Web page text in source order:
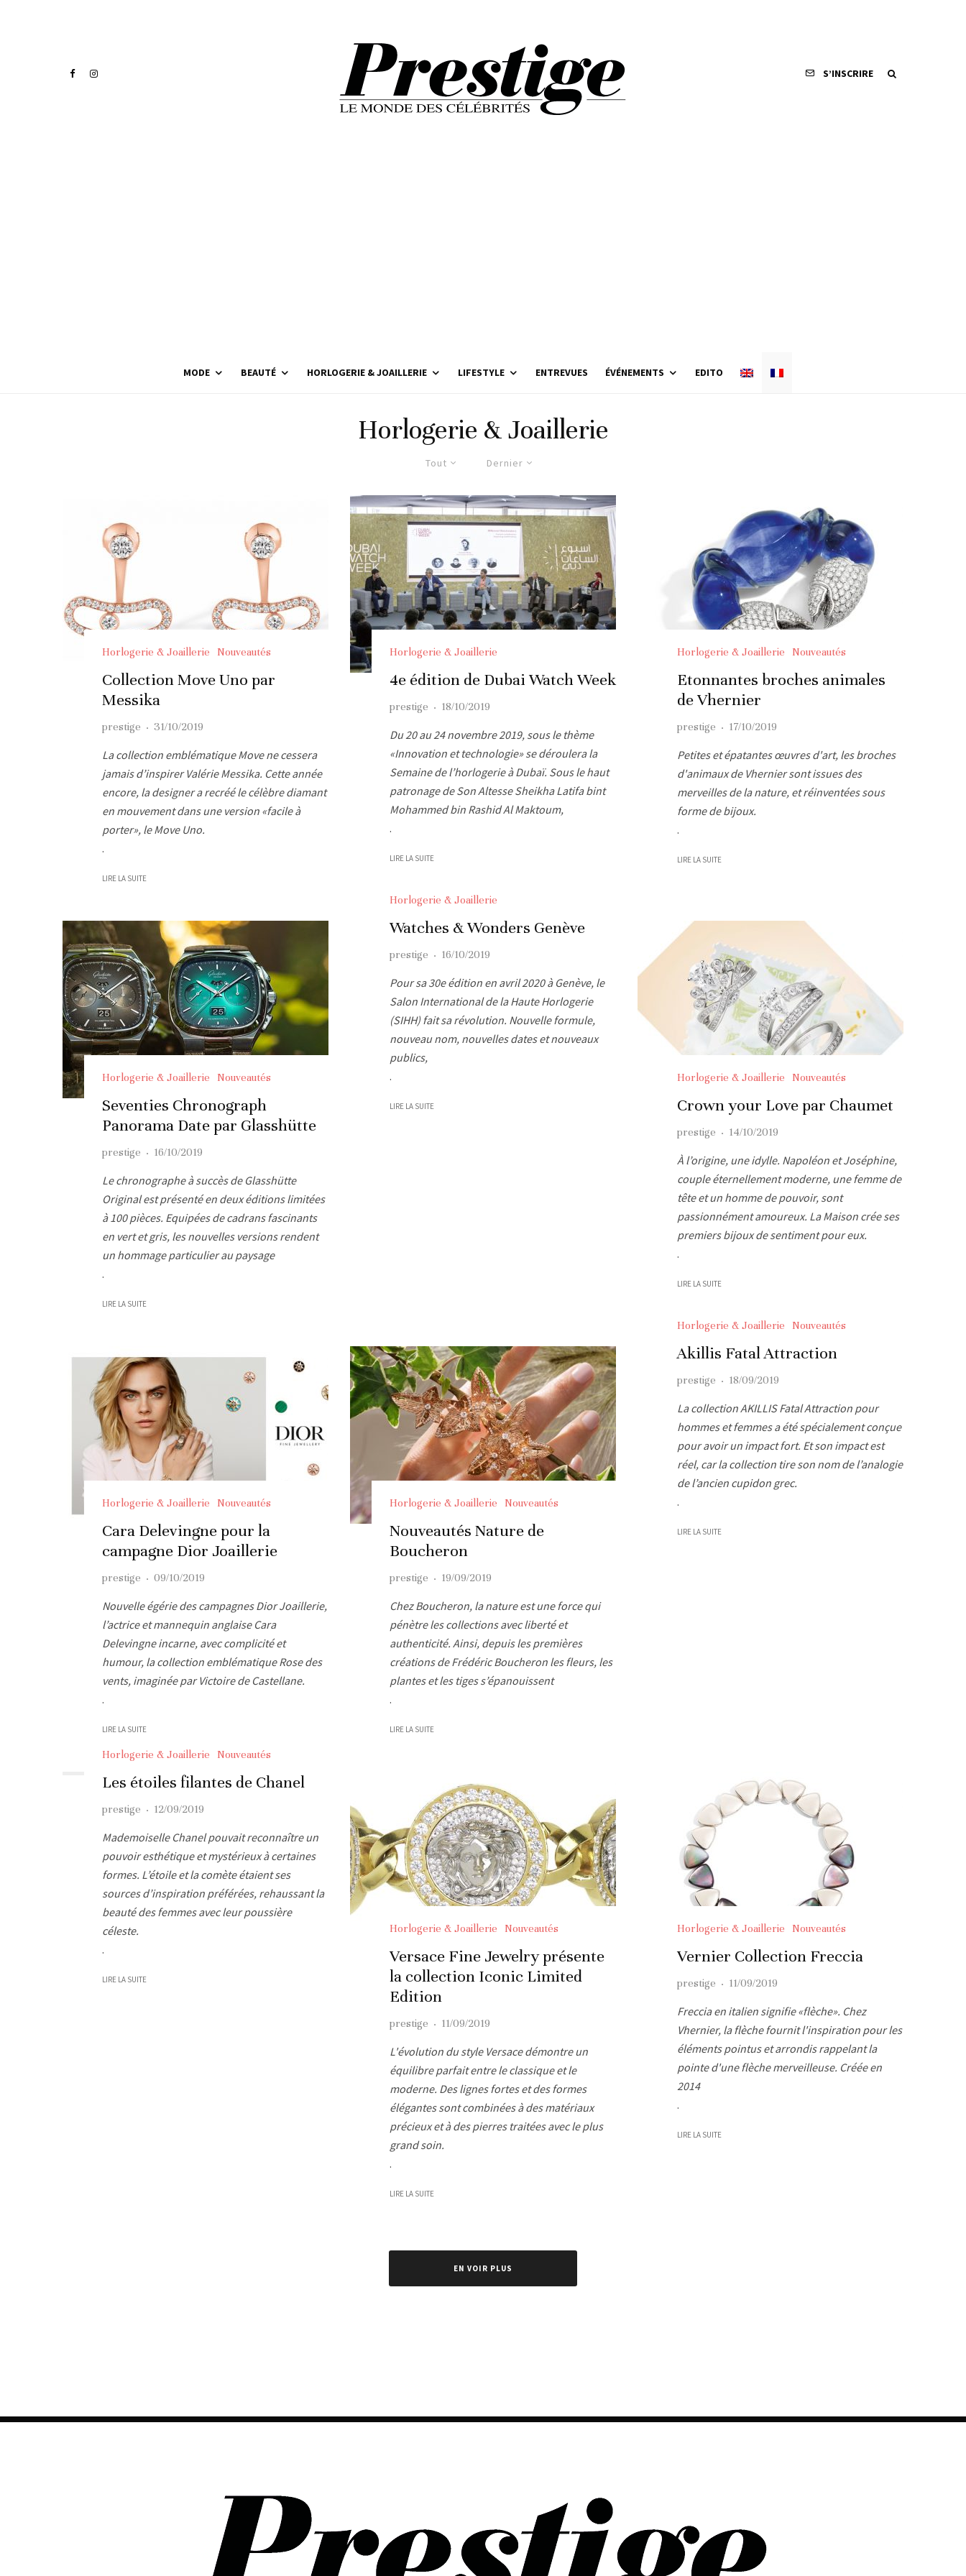
S’INSCRIRE
MODE BEAUTÉ HORLOGERIE & JOAILLERIE LIFESTYLE ENTREVUES ÉVÉNEMENTS EDITO
Horlogerie & Joaillerie
Tout Dernier
Horlogerie & Joaillerie Nouveautés
Collection Move Uno par
Messika
prestige · 31/10/2019
La collection emblématique Move ne cessera
jamais d’inspirer Valérie Messika. Cette année
encore, la designer a recréé le célèbre diamant
en mouvement dans une version «facile à
porter», le Move Uno.
.
LIRE LA SUITE
Horlogerie & Joaillerie
4e édition de Dubai Watch Week
prestige · 18/10/2019
Du 20 au 24 novembre 2019, sous le thème
«Innovation et technologie» se déroulera la
Semaine de l’horlogerie à Dubaï. Sous le haut
patronage de Son Altesse Sheikha Latifa bint
Mohammed bin Rashid Al Maktoum,
.
LIRE LA SUITE
Horlogerie & Joaillerie Nouveautés
Etonnantes broches animales
de Vhernier
prestige · 17/10/2019
Petites et épatantes œuvres d'art, les broches
d'animaux de Vhernier sont issues des
merveilles de la nature, et réinventées sous
forme de bijoux.
.
LIRE LA SUITE
Horlogerie & Joaillerie Nouveautés
Seventies Chronograph
Panorama Date par Glasshütte
prestige · 16/10/2019
Le chronographe à succès de Glasshütte
Original est présenté en deux éditions limitées
à 100 pièces. Equipées de cadrans fascinants
en vert et gris, les nouvelles versions rendent
un hommage particulier au paysage
.
LIRE LA SUITE
Horlogerie & Joaillerie
Watches & Wonders Genève
prestige · 16/10/2019
Pour sa 30e édition en avril 2020 à Genève, le
Salon International de la Haute Horlogerie
(SIHH) fait sa révolution. Nouvelle formule,
nouveau nom, nouvelles dates et nouveaux
publics,
.
LIRE LA SUITE
Horlogerie & Joaillerie Nouveautés
Crown your Love par Chaumet
prestige · 14/10/2019
À l’origine, une idylle. Napoléon et Joséphine,
couple éternellement moderne, une femme de
tête et un homme de pouvoir, sont
passionnément amoureux. La Maison crée ses
premiers bijoux de sentiment pour eux.
.
LIRE LA SUITE
Horlogerie & Joaillerie Nouveautés
Cara Delevingne pour la
campagne Dior Joaillerie
prestige · 09/10/2019
Nouvelle égérie des campagnes Dior Joaillerie,
l’actrice et mannequin anglaise Cara
Delevingne incarne, avec complicité et
humour, la collection emblématique Rose des
vents, imaginée par Victoire de Castellane.
.
LIRE LA SUITE
Horlogerie & Joaillerie Nouveautés
Nouveautés Nature de
Boucheron
prestige · 19/09/2019
Chez Boucheron, la nature est une force qui
pénètre les collections avec liberté et
authenticité. Ainsi, depuis les premières
créations de Frédéric Boucheron les fleurs, les
plantes et les tiges s’épanouissent
.
LIRE LA SUITE
Horlogerie & Joaillerie Nouveautés
Akillis Fatal Attraction
prestige · 18/09/2019
La collection AKILLIS Fatal Attraction pour
hommes et femmes a été spécialement conçue
pour avoir un impact fort. Et son impact est
réel, car la collection tire son nom de l’analogie
de l’ancien cupidon grec.
.
LIRE LA SUITE
Horlogerie & Joaillerie Nouveautés
Les étoiles filantes de Chanel
prestige · 12/09/2019
Mademoiselle Chanel pouvait reconnaître un
pouvoir esthétique et mystérieux à certaines
formes. L’étoile et la comète étaient ses
sources d’inspiration préférées, rehaussant la
beauté des femmes avec leur poussière
céleste.
.
LIRE LA SUITE
Horlogerie & Joaillerie Nouveautés
Versace Fine Jewelry présente
la collection Iconic Limited
Edition
prestige · 11/09/2019
L'évolution du style Versace démontre un
équilibre parfait entre le classique et le
moderne. Des lignes fortes et des formes
élégantes sont combinées à des matériaux
précieux et à des pierres traitées avec le plus
grand soin.
.
LIRE LA SUITE
Horlogerie & Joaillerie Nouveautés
Vernier Collection Freccia
prestige · 11/09/2019
Freccia en italien signifie «flèche». Chez
Vhernier, la flèche fournit l'inspiration pour les
éléments pointus et arrondis rappelant la
pointe d'une flèche merveilleuse. Créée en
2014
.
LIRE LA SUITE
EN VOIR PLUS